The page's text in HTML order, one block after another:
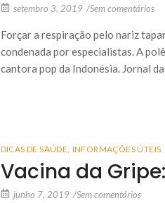
setembro 3, 2019 /Sem comentários
Forçar a respiração pelo nariz
condenada por especialistas. A
cantora pop da Indonésia. Jornal
DICAS DE SAÚDE, INFORMAÇÕES ÚTEIS
Vacina da
junho 7, 2019 /Sem comentários